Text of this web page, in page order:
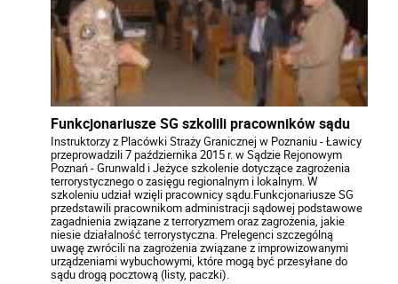
Funkcjonariusze SG szkolili pracowników sądu
Instruktorzy z Placówki Straży Granicznej w Poznaniu - Ławicy
przeprowadzili 7 października 2015 r. w Sądzie Rejonowym
Poznań - Grunwald i Jeżyce szkolenie dotyczące zagrożenia
terrorystycznego o zasięgu regionalnym i lokalnym. W
szkoleniu udział wzięli pracownicy sądu.Funkcjonariusze SG
przedstawili pracownikom administracji sądowej podstawowe
zagadnienia związane z terroryzmem oraz zagrożenia, jakie
niesie działalność terrorystyczna. Prelegenci szczególną
uwagę zwrócili na zagrożenia związane z improwizowanymi
urządzeniami wybuchowymi, które mogą być przesyłane do
sądu drogą pocztową (listy, paczki).